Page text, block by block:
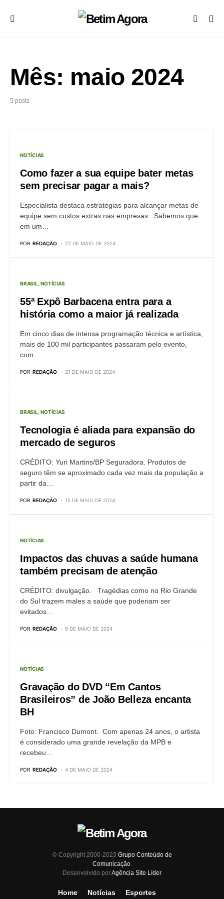
Mês: maio 2024
5 posts
NOTÍCIAS
Como fazer a sua equipe bater metas
sem precisar pagar a mais?
Especialista destaca estratégias para alcançar metas de
equipe sem custos extras nas empresas Sabemos que
em um…
POR REDAÇÃO 27 DE MAIO DE 2024
BRASIL NOTÍCIAS
55ª Expô Barbacena entra para a
história como a maior já realizada
Em cinco dias de intensa programação técnica e artística,
mais de 100 mil participantes passaram pelo evento,
com…
POR REDAÇÃO 21 DE MAIO DE 2024
BRASIL NOTÍCIAS
Tecnologia é aliada para expansão do
mercado de seguros
CRÉDITO: Yuri Martins/BP Seguradora. Produtos de
seguro têm se aproximado cada vez mais da população a
partir da…
POR REDAÇÃO 15 DE MAIO DE 2024
NOTÍCIAS
Impactos das chuvas a saúde humana
também precisam de atenção
CRÉDITO: divulgação. Tragédias como no Rio Grande
do Sul trazem males a saúde que poderiam ser
evitados…
POR REDAÇÃO 9 DE MAIO DE 2024
NOTÍCIAS
Gravação do DVD “Em Cantos
Brasileiros” de João Belleza encanta
BH
Foto: Francisco Dumont. Com apenas 24 anos, o artista
é considerado uma grande revelação da MPB e
recebeu…
POR REDAÇÃO 4 DE MAIO DE 2024
© Copyright 2000-2023 Grupo Conteúdo de
Comunicação.
Desenvolvido porAgência Site Líder
Home Notícias Esportes